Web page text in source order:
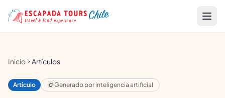
Inicio Artículos
Artículo Generado por inteligencia artificial